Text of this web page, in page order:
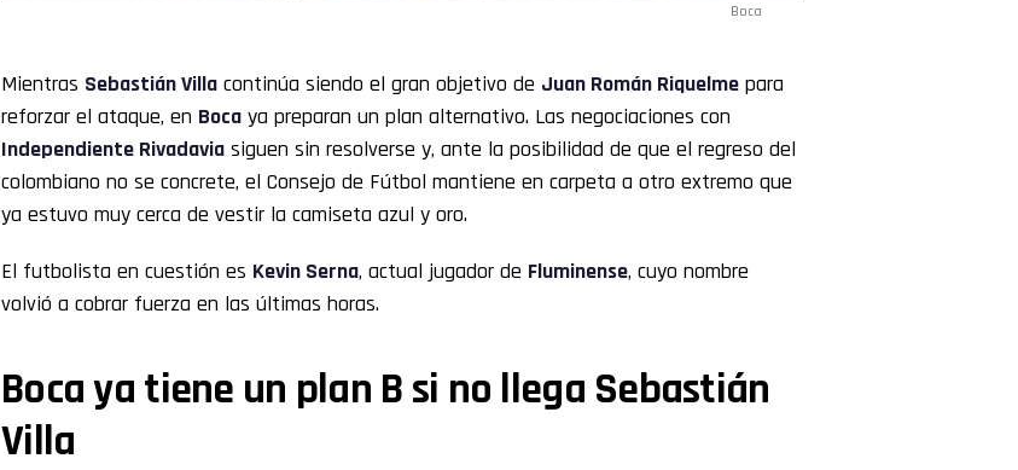
Boca
Mientras Sebastián Villa continúa siendo el gran objetivo de Juan Román Riquelme para
reforzar el ataque, en Boca ya preparan un plan alternativo. Las negociaciones con
Independiente Rivadavia siguen sin resolverse y, ante la posibilidad de que el regreso del
colombiano no se concrete, el Consejo de Fútbol mantiene en carpeta a otro extremo que
ya estuvo muy cerca de vestir la camiseta azul y oro.
El futbolista en cuestión es Kevin Serna, actual jugador de Fluminense, cuyo nombre
volvió a cobrar fuerza en las últimas horas.
Boca ya tiene un plan B si no llega Sebastián
Villa